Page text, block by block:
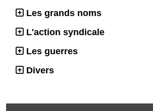
Les grands noms
L'action syndicale
Les guerres
Divers